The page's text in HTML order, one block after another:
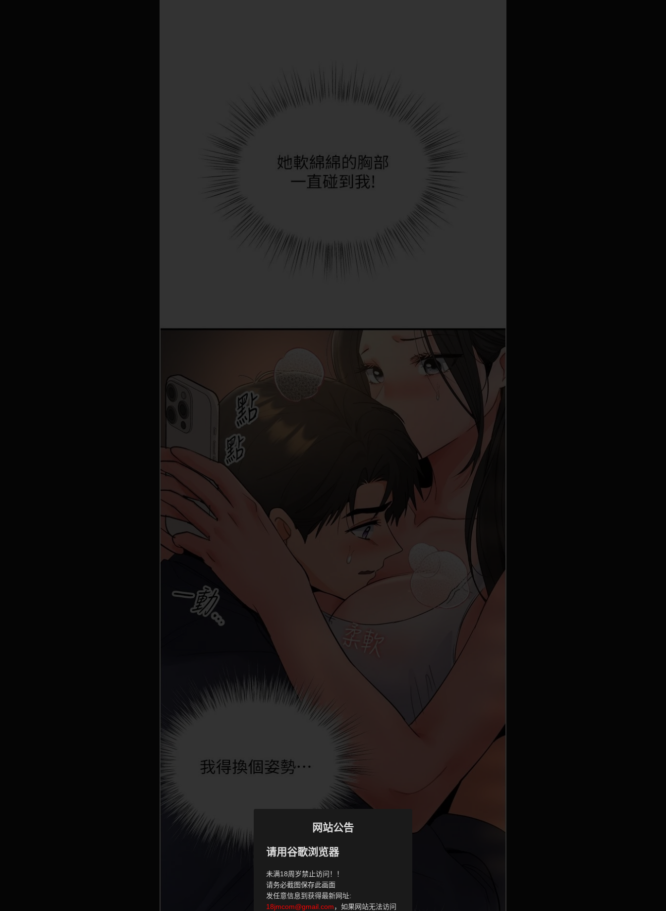
网站公告
请用谷歌浏览器
未满18周岁禁止访问！！
请务必截图保存此画面
发任意信息到获得最新网址:
18jmcom@gmail.com，如果网站无法访问